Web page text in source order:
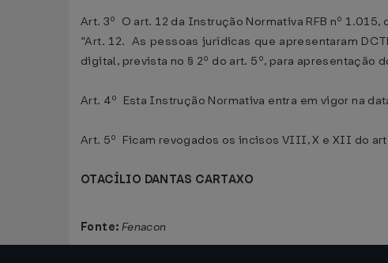
Art. 3º O art. 12 da Instrução Normativa RFB nº
“Art. 12. As pessoas jurídicas que apresentaram
digital, prevista no § 2º do art. 5º, para apresentação
Art. 4º Esta Instrução Normativa entra em vigor na
Art. 5º Ficam revogados os incisos VIII, X e XII do
OTACÍLIO DANTAS CARTAXO
Fonte: Fenacon